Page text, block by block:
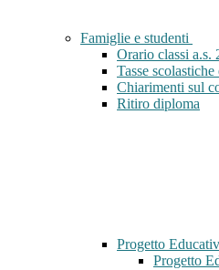
Famiglie e studenti
Orario classi a.s.
Tasse
Chiarimenti sul
Ritiro diploma
Progetto
Progetto